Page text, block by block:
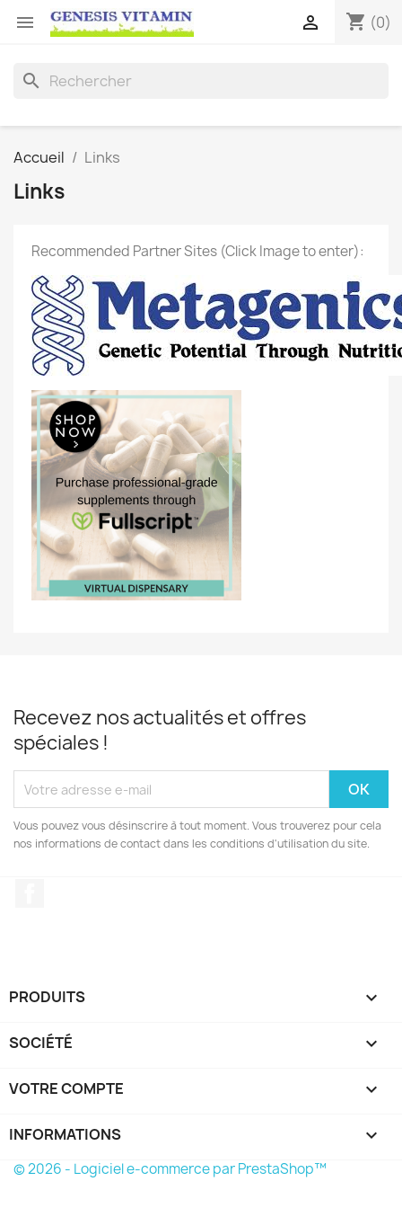
 shopping_cart (0)

search
Accueil Links
Links
Recommended Partner Sites (Click Image to enter):
Recevez nos actualités et offres
spéciales !
Vous pouvez vous désinscrire à tout moment. Vous trouverez pour cela
nos informations de contact dans les conditions d'utilisation du site.
PRODUITS 
SOCIÉTÉ 
VOTRE COMPTE 
INFORMATIONS keyboard_arrow_down
© 2026 - Logiciel e-commerce par PrestaShop™